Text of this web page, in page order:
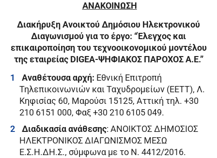
ΑΝΑΚΟΙΝΩΣΗ
Διακήρυξη Ανοικτού Δημόσιου Ηλεκτρονικού
Διαγωνισμού για το έργο: “Έλεγχος και
επικαιροποίηση του τεχνοοικονομικού μοντέλου
της εταιρείας DIGEA-ΨΗΦΙΑΚΟΣ ΠΑΡΟΧΟΣ Α.Ε.”
Αναθέτουσα αρχή: Εθνική Επιτροπή
Τηλεπικοινωνιών και Ταχυδρομείων (ΕΕΤΤ), Λ.
Κηφισίας 60, Μαρούσι 15125, Αττική τηλ. +30
210 6151 000, Φαξ +30 210 6105 049.
Διαδικασία ανάθεσης: ΑΝΟΙΚΤΟΣ ΔΗΜΟΣΙΟΣ
ΗΛΕΚΤΡΟΝΙΚΟΣ ΔΙΑΓΩΝΙΣΜΟΣ ΜΕΣΩ
Ε.Σ.Η.ΔΗ.Σ., σύμφωνα με το Ν. 4412/2016.